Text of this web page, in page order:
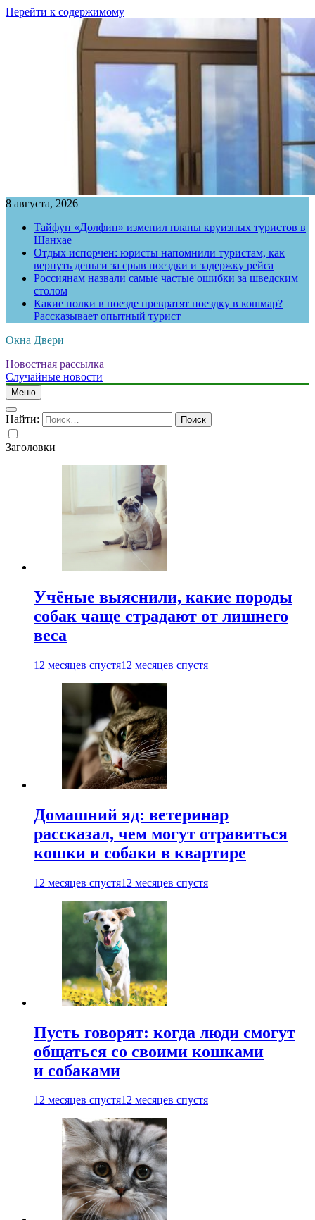
Перейти к содержимому
8 августа, 2026
Тайфун «Долфин» изменил планы круизных туристов в
Шанхае
Отдых испорчен: юристы напомнили туристам, как
вернуть деньги за срыв поездки и задержку рейса
Россиянам назвали самые частые ошибки за шведским
столом
Какие полки в поезде превратят поездку в кошмар?
Рассказывает опытный турист
Окна Двери
Новостная рассылка
Случайные новости
Меню
Найти:
Заголовки
Учёные выяснили, какие породы
собак чаще страдают от лишнего
веса
12 месяцев спустя12 месяцев спустя
Домашний яд: ветеринар
рассказал, чем могут отравиться
кошки и собаки в квартире
12 месяцев спустя12 месяцев спустя
Пусть говорят: когда люди смогут
общаться со своими кошками
и собаками
12 месяцев спустя12 месяцев спустя